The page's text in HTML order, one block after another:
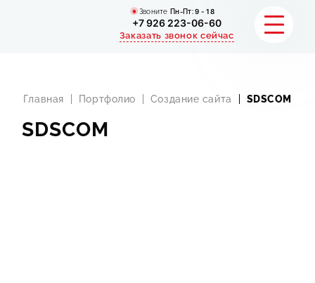
Звоните Пн-Пт:9 - 18
+7 926 223-06-60
Заказать звонок сейчас
УСЛУГИ
Главная Портфолио Создание сайта SDSCOM
SDSCOM